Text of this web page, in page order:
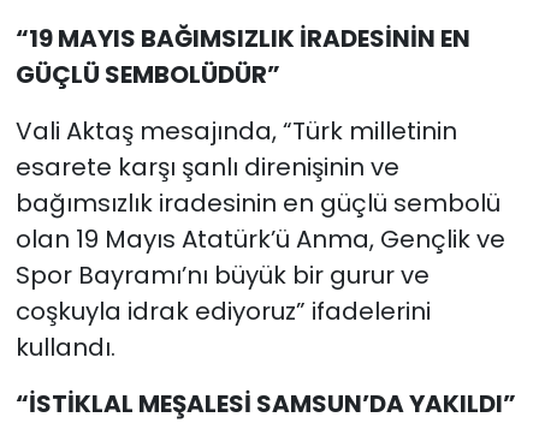
“19 MAYIS BAĞIMSIZLIK İRADESİNİN EN
GÜÇLÜ SEMBOLÜDÜR”
Vali Aktaş mesajında, “Türk milletinin
esarete karşı şanlı direnişinin ve
bağımsızlık iradesinin en güçlü sembolü
olan 19 Mayıs Atatürk’ü Anma, Gençlik ve
Spor Bayramı’nı büyük bir gurur ve
coşkuyla idrak ediyoruz” ifadelerini
kullandı.
“İSTİKLAL MEŞALESİ SAMSUN’DA YAKILDI”